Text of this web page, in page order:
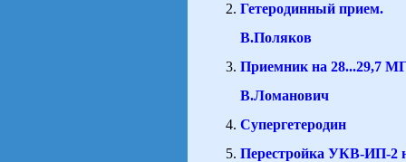
Гетеродинный прием.
В.Поляков
Приемник на 28...29,7
В.Ломанович
Супергетеродин
Перестройка УКВ-ИП-2